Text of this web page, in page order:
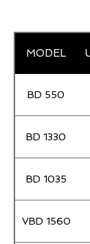
MODEL
BD 550
BD 1330
BD 1035
VBD 1560